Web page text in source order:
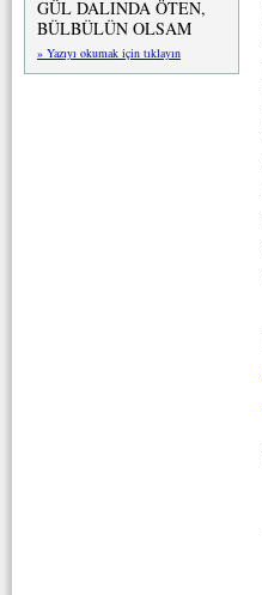
GÜL DALINDA ÖTEN,
BÜLBÜLÜN OLSAM
» Yazıyı okumak için tıklayın